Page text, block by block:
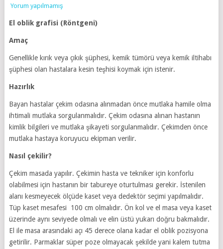
Yorum yapılmamış
El oblik grafisi (Röntgeni)
Amaç
Genellikle kırık veya çıkık şüphesi, kemik tümörü veya kemik iltihabı
şüphesi olan hastalara kesin teşhisi koymak için istenir.
Hazırlık
Bayan hastalar çekim odasına alınmadan önce mutlaka hamile olma
ihtimali mutlaka sorgulanmalıdır. Çekim odasına alınan hastanın
kimlik bilgileri ve mutlaka şikayeti sorgulanmalıdır. Çekimden önce
mutlaka hastaya koruyucu ekipman verilir.
Nasıl çekilir?
Çekim masada yapılır. Çekimin hasta ve tekniker için konforlu
olabilmesi için hastanın bir tabureye oturtulması gerekir. İstenilen
alanı kesmeyecek ölçüde kaset veya dedektör seçimi yapılmalıdır.
Tüp kaset mesafesi 100 cm olmalıdır. Ön kol ve el masa veya kaset
üzerinde aynı seviyede olmalı ve elin üstü yukarı doğru bakmalıdır.
El ile masa arasındaki açı 45 derece olana kadar el oblik pozisyona
getirilir. Parmaklar süper poze olmayacak şekilde yani kalem tutma